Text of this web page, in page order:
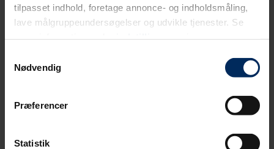
tilpasset indhold, foretage annonce- og indholdsmåling,
lave målgruppeundersøgelser og udvikle tjenester. Se
tilbage eller ændre indstillinger fra vores
"Cookiedeklaration", eller ved at trykke på "Privacy
Nødvendig
Præferencer
Statistik